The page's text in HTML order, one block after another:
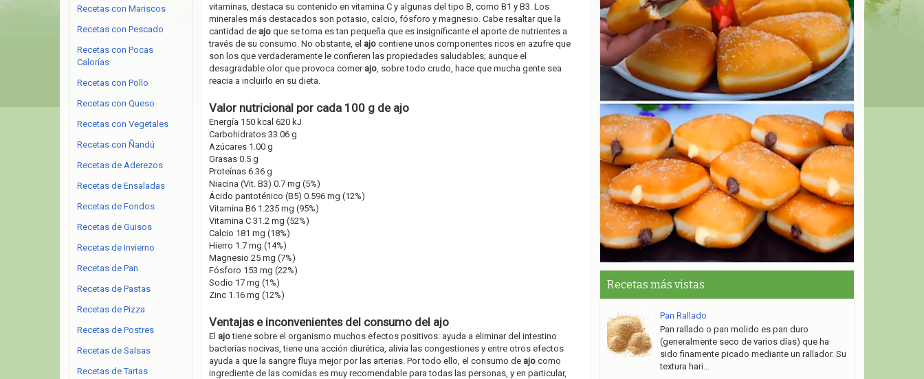
vitaminas, destaca su contenido en vitamina C y algunas del tipo B, como B1 y B3. Los
minerales más destacados son potasio, calcio, fósforo y magnesio. Cabe resaltar que la
cantidad de ajoque se toma es tan pequeña que es insignificante el aporte de nutrientes a
través de su consumo. No obstante, el ajocontiene unos componentes ricos en azufre que
son los que verdaderamente le confieren las propiedades saludables; aunque el
desagradable olor que provoca comer ajo, sobre todo crudo, hace que mucha gente sea
reacia a incluirlo en su dieta.
Valor nutricional por cada 100 g de ajo
Energía 150 kcal 620 kJ
Carbohidratos 33.06 g
Azúcares 1.00 g
Grasas 0.5 g
Proteínas 6.36 g
Niacina (Vit. B3) 0.7 mg (5%)
Ácido pantoténico (B5) 0.596 mg (12%)
Vitamina B6 1.235 mg (95%)
Vitamina C 31.2 mg (52%)
Calcio 181 mg (18%)
Hierro 1.7 mg (14%)
Magnesio 25 mg (7%)
Fósforo 153 mg (22%)
Sodio 17 mg (1%)
Zinc 1.16 mg (12%)
Ventajas e inconvenientes del consumo del ajo
El ajotiene sobre el organismo muchos efectos positivos: ayuda a eliminar del intestino
bacterias nocivas, tiene una acción diurética, alivia las congestiones y entre otros efectos
ayuda a que la sangre fluya mejor por las arterias. Por todo ello, el consumo de ajocomo
ingrediente de las comidas es muy recomendable para todas las personas, y en particular,
Recetas con Mariscos
Recetas con Pescado
Recetas con Pocas
Calorías
Recetas con Pollo
Recetas con Queso
Recetas con Vegetales
Recetas con Ñandú
Recetas de Aderezos
Recetas de Ensaladas
Recetas de Fondos
Recetas de Guisos
Recetas de Invierno
Recetas de Pan
Recetas de Pastas
Recetas de Pizza
Recetas de Postres
Recetas de Salsas
Recetas de Tartas
Recetas más vistas
Pan Rallado
Pan rallado o pan molido es pan duro
(generalmente seco de varios días) que ha
sido finamente picado mediante un rallador. Su
textura hari...